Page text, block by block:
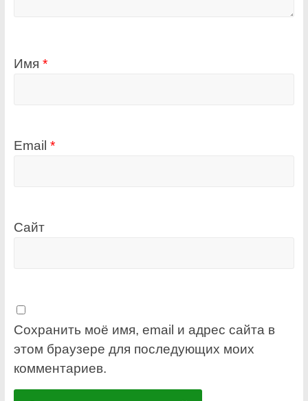
Имя *
Email *
Сайт
Сохранить моё имя, email и адрес сайта в
этом браузере для последующих моих
комментариев.